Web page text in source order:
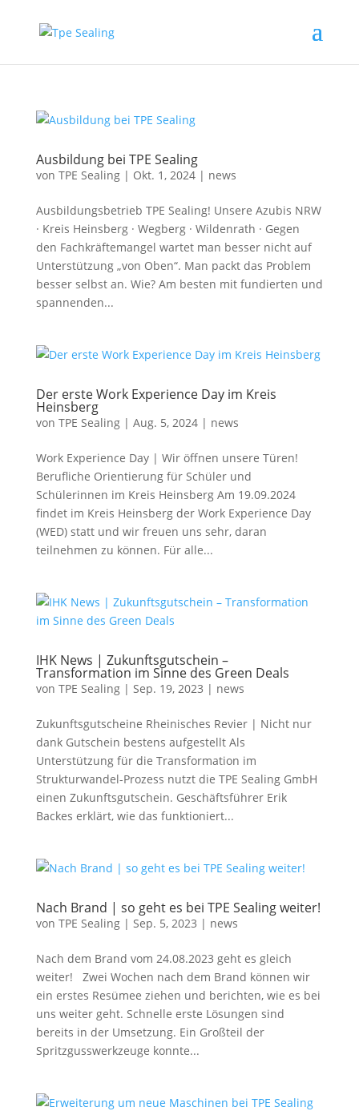
Ausbildung bei TPE Sealing
von TPE Sealing| Okt. 1, 2024| news
Ausbildungsbetrieb TPE Sealing! Unsere Azubis NRW
· Kreis Heinsberg · Wegberg · Wildenrath · Gegen
den Fachkräftemangel wartet man besser nicht auf
Unterstützung „von Oben“. Man packt das Problem
besser selbst an. Wie? Am besten mit fundierten und
spannenden...
Der erste Work Experience Day im Kreis
Heinsberg
von TPE Sealing| Aug. 5, 2024| news
Work Experience Day | Wir öffnen unsere Türen!
Berufliche Orientierung für Schüler und
Schülerinnen im Kreis Heinsberg Am 19.09.2024
findet im Kreis Heinsberg der Work Experience Day
(WED) statt und wir freuen uns sehr, daran
teilnehmen zu können. Für alle...
IHK News | Zukunftsgutschein –
Transformation im Sinne des Green Deals
von TPE Sealing| Sep. 19, 2023 | news
Zukunftsgutscheine Rheinisches Revier | Nicht nur
dank Gutschein bestens aufgestellt Als
Unterstützung für die Transformation im
Strukturwandel-Prozess nutzt die TPE Sealing GmbH
einen Zukunftsgutschein. Geschäftsführer Erik
Backes erklärt, wie das funktioniert...
Nach Brand | so geht es bei TPE Sealing weiter!
von TPE Sealing| Sep. 5, 2023 | news
Nach dem Brand vom 24.08.2023 geht es gleich
weiter! Zwei Wochen nach dem Brand können wir
ein erstes Resümee ziehen und berichten, wie es bei
uns weiter geht. Schnelle erste Lösungen sind
bereits in der Umsetzung. Ein Großteil der
Spritzgusswerkzeuge konnte...